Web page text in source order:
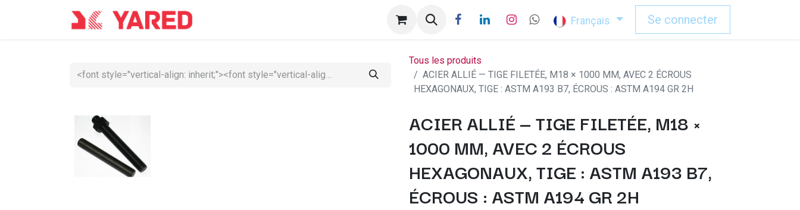
Rendez-vous Français Se connecter
Tous les produits
ACIER ALLIÉ — TIGE FILETÉE, M18 × 1000 MM, AVEC 2 ÉCROUS
HEXAGONAUX, TIGE : ASTM A193 B7, ÉCROUS : ASTM A194 GR 2H
ACIER ALLIÉ — TIGE FILETÉE, M18 ×
1000 MM, AVEC 2 ÉCROUS
HEXAGONAUX, TIGE : ASTM A193 B7,
ÉCROUS : ASTM A194 GR 2H